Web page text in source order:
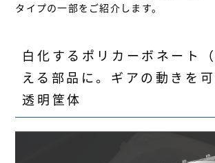
タイプの一部をご紹介します。
白化するポリカーボネート
える部品に。ギアの動きを
透明筐体